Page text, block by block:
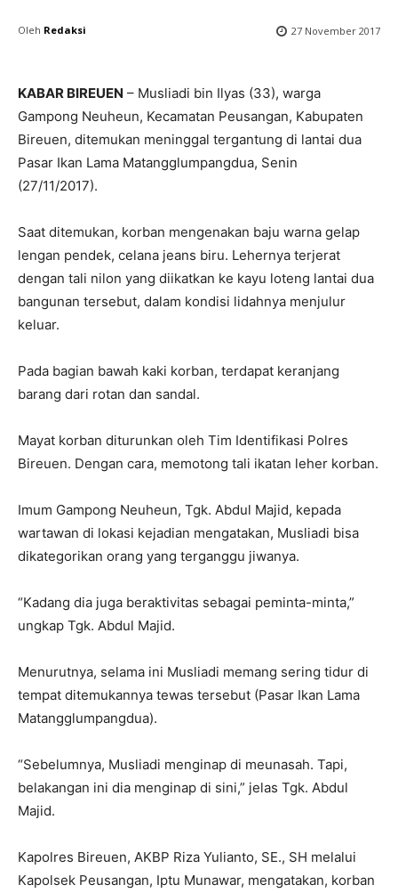
Oleh Redaksi 27 November 2017
KABAR BIREUEN – Musliadi bin Ilyas (33), warga
Gampong Neuheun, Kecamatan Peusangan, Kabupaten
Bireuen, ditemukan meninggal tergantung di lantai dua
Pasar Ikan Lama Matangglumpangdua, Senin
(27/11/2017).
Saat ditemukan, korban mengenakan baju warna gelap
lengan pendek, celana jeans biru. Lehernya terjerat
dengan tali nilon yang diikatkan ke kayu loteng lantai dua
bangunan tersebut, dalam kondisi lidahnya menjulur
keluar.
Pada bagian bawah kaki korban, terdapat keranjang
barang dari rotan dan sandal.
Mayat korban diturunkan oleh Tim Identifikasi Polres
Bireuen. Dengan cara, memotong tali ikatan leher korban.
Imum Gampong Neuheun, Tgk. Abdul Majid, kepada
wartawan di lokasi kejadian mengatakan, Musliadi bisa
dikategorikan orang yang terganggu jiwanya.
“Kadang dia juga beraktivitas sebagai peminta-minta,”
ungkap Tgk. Abdul Majid.
Menurutnya, selama ini Musliadi memang sering tidur di
tempat ditemukannya tewas tersebut (Pasar Ikan Lama
Matangglumpangdua).
“Sebelumnya, Musliadi menginap di meunasah. Tapi,
belakangan ini dia menginap di sini,” jelas Tgk. Abdul
Majid.
Kapolres Bireuen, AKBP Riza Yulianto, SE., SH melalui
Kapolsek Peusangan, Iptu Munawar, mengatakan, korban